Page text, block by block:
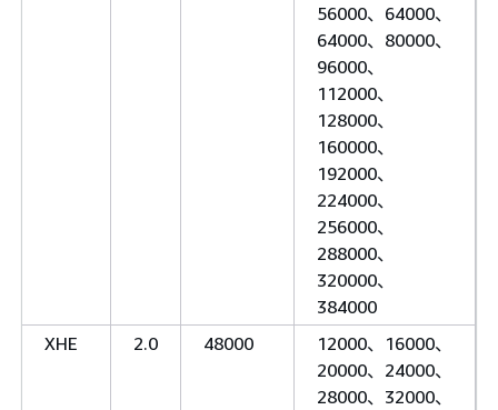
56000、64000、
64000、80000、
96000、
112000、
128000、
160000、
192000、
224000、
256000、
288000、
320000、
384000
XHE
2.0 48000
12000、16000、
20000、24000、
28000、32000、